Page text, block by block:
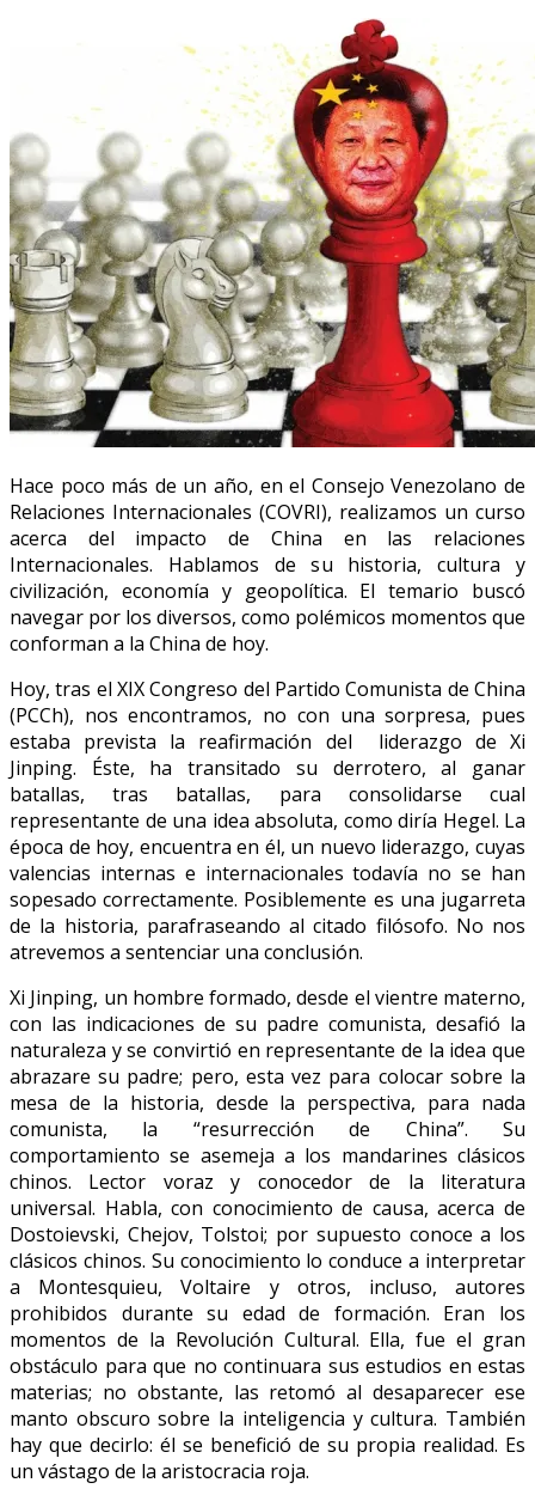
Hace poco más de un año, en el Consejo Venezolano de
Relaciones Internacionales (COVRI), realizamos un curso
acerca del impacto de China en las relaciones
Internacionales. Hablamos de su historia, cultura y
civilización, economía y geopolítica. El temario buscó
navegar por los diversos, como polémicos momentos que
conforman a la China de hoy.
Hoy, tras el XIX Congreso del Partido Comunista de China
(PCCh), nos encontramos, no con una sorpresa, pues
estaba prevista la reafirmación del liderazgo de Xi
Jinping. Éste, ha transitado su derrotero, al ganar
batallas, tras batallas, para consolidarse cual
representante de una idea absoluta, como diría Hegel. La
época de hoy, encuentra en él, un nuevo liderazgo, cuyas
valencias internas e internacionales todavía no se han
sopesado correctamente. Posiblemente es una jugarreta
de la historia, parafraseando al citado filósofo. No nos
atrevemos a sentenciar una conclusión.
Xi Jinping, un hombre formado, desde el vientre materno,
con las indicaciones de su padre comunista, desafió la
naturaleza y se convirtió en representante de la idea que
abrazare su padre; pero, esta vez para colocar sobre la
mesa de la historia, desde la perspectiva, para nada
comunista, la “resurrección de China”. Su
comportamiento se asemeja a los mandarines clásicos
chinos. Lector voraz y conocedor de la literatura
universal. Habla, con conocimiento de causa, acerca de
Dostoievski, Chejov, Tolstoi; por supuesto conoce a los
clásicos chinos. Su conocimiento lo conduce a interpretar
a Montesquieu, Voltaire y otros, incluso, autores
prohibidos durante su edad de formación. Eran los
momentos de la Revolución Cultural. Ella, fue el gran
obstáculo para que no continuara sus estudios en estas
materias; no obstante, las retomó al desaparecer ese
manto obscuro sobre la inteligencia y cultura. También
hay que decirlo: él se benefició de su propia realidad. Es
un vástago de la aristocracia roja.